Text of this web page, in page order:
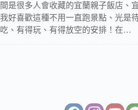
間是很多人會收藏的宜蘭親子飯店、
我好喜歡這種不用一直跑景點、光是
吃、有得玩、有得放空的安排！在…